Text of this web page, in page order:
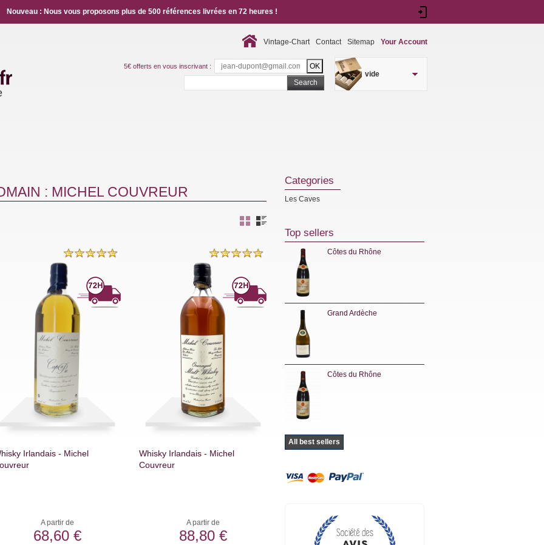
vide
Vintage-Chart Contact Sitemap Your Account
Nouveau : Nous vous proposons plus de 500 références livrées en 72 heures !
Search
5€ offerts en vous inscrivant :
: MICHEL COUVREUR
Irlandais - Michel
A partir de
68,60 €
Whisky Irlandais - Michel
Couvreur
A partir de
88,80 €
Categories
Les Caves
Top sellers
Côtes du Rhône
Grand Ardèche
Côtes du Rhône
All best sellers